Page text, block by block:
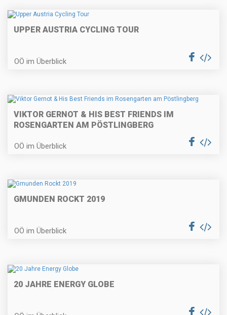
UPPER AUSTRIA CYCLING TOUR
OÖ im Überblick
VIKTOR GERNOT & HIS BEST FRIENDS IM
ROSENGARTEN AM PÖSTLINGBERG
OÖ im Überblick
GMUNDEN ROCKT 2019
OÖ im Überblick
20 JAHRE ENERGY GLOBE